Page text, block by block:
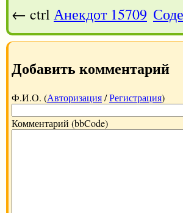
← ctrl Анекдот 15709
Добавить комментарий
Ф.И.О. (Авторизация/Регистрация)
Комментарий (bbCode)